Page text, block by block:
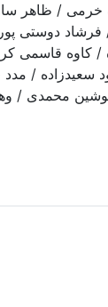
/ ظاهر
دوستی
كاوه قاسمی
سعيدزاده /
محمدی /